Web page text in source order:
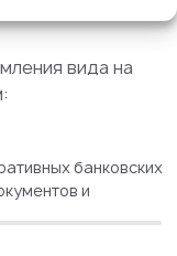
вида на
банковских
и